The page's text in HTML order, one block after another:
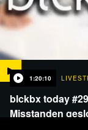
1:20:10
blckbx today
Misstanden